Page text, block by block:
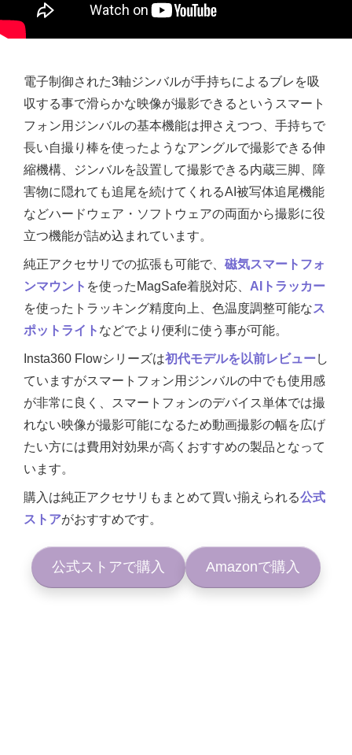
電子制御された3軸ジンバルが手持ちによるブレを吸
収する事で滑らかな映像が撮影できるというスマート
フォン用ジンバルの基本機能は押さえつつ、手持ちで
長い自撮り棒を使ったようなアングルで撮影できる伸
縮機構、ジンバルを設置して撮影できる内蔵三脚、障
害物に隠れても追尾を続けてくれるAI被写体追尾機能
などハードウェア・ソフトウェアの両面から撮影に役
立つ機能が詰め込まれています。
純正アクセサリでの拡張も可能で、 磁気スマートフォ
ンマウント を使ったMagSafe着脱対応、 AIトラッカー
を使ったトラッキング精度向上、色温度調整可能なス
ポットライト などでより便利に使う事が可能。
Insta360 Flowシリーズは初代モデルを以前レビューし
ていますがスマートフォン用ジンバルの中でも使用感
が非常に良く、スマートフォンのデバイス単体では撮
れない映像が撮影可能になるため動画撮影の幅を広げ
たい方には費用対効果が高くおすすめの製品となって
います。
購入は純正アクセサリもまとめて買い揃えられる公式
ストアがおすすめです。
公式ストアで購入 Amazonで購入